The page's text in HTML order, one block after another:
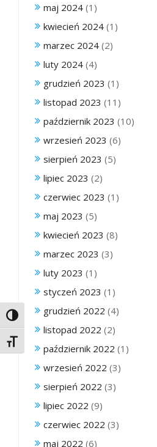
Toggle High Contrast
Toggle Font size
maj 2024 (1)
kwiecień 2024 (1)
marzec 2024 (2)
luty 2024 (4)
grudzień 2023 (1)
listopad 2023 (11)
październik 2023 (10)
wrzesień 2023 (6)
sierpień 2023 (5)
lipiec 2023 (2)
czerwiec 2023 (1)
maj 2023 (5)
kwiecień 2023 (8)
marzec 2023 (3)
luty 2023 (1)
styczeń 2023 (1)
grudzień 2022 (4)
listopad 2022 (2)
październik 2022 (1)
wrzesień 2022 (3)
sierpień 2022 (3)
lipiec 2022 (9)
czerwiec 2022 (3)
maj 2022 (6)